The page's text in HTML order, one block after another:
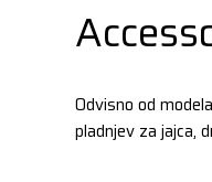
Odvisno od
pladnjev za jajca,